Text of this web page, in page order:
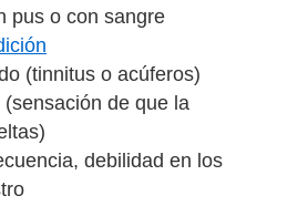
pus o con sangre
(tinnitus o acúferos)
de que la
debilidad en los